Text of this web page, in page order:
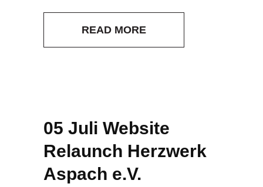
READ MORE
05 Juli Website
Relaunch Herzwerk
Aspach e.V.